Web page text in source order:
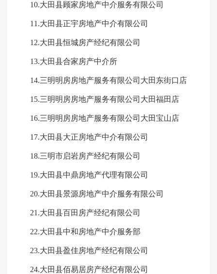
10.大田县顾家房地产中介服务有限公司
11.大田县正宇房地产中介有限公司
12.大田县恒城房产经纪有限公司
13.大田县合家房产中介所
14.三明明房房地产服务有限公司大田东街口店
15.三明明房房地产服务有限公司大田福田店
16.三明明房房地产服务有限公司大田宝山店
17.大田县大正房地产中介有限公司
18.三明市启岩房产经纪有限公司
19.大田县中鼎房地产代理有限公司
20.大田县景源房地产中介服务有限公司
21.大田县百田房产经纪有限公司
22.大田县中和房地产中介服务部
23.大田县盈佳房地产经纪有限公司
24.大田县佰易居房产经纪有限公司